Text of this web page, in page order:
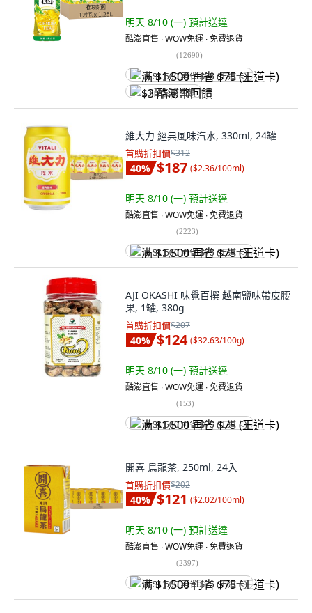
明天 8/10 (一) 預計送達
酷澎直售 ∙ WOW免運 ∙ 免費退貨
(12690)
满 $1,500 再省 $75 (王道卡)
$3 酷澎幣回饋
維大力 經典風味汽水, 330ml, 24罐
首購折扣價$312
40% $187 ($2.36/100ml)
明天 8/10 (一) 預計送達
酷澎直售 ∙ WOW免運 ∙ 免費退貨
(2223)
满 $1,500 再省 $75 (王道卡)
AJI OKASHI 味覺百撰 越南鹽味帶皮腰
果, 1罐, 380g
首購折扣價$207
40% $124 ($32.63/100g)
明天 8/10 (一) 預計送達
酷澎直售 ∙ WOW免運 ∙ 免費退貨
(153)
满 $1,500 再省 $75 (王道卡)
開喜 烏龍茶, 250ml, 24入
首購折扣價$202
40% $121 ($2.02/100ml)
明天 8/10 (一) 預計送達
酷澎直售 ∙ WOW免運 ∙ 免費退貨
(2397)
满 $1,500 再省 $75 (王道卡)